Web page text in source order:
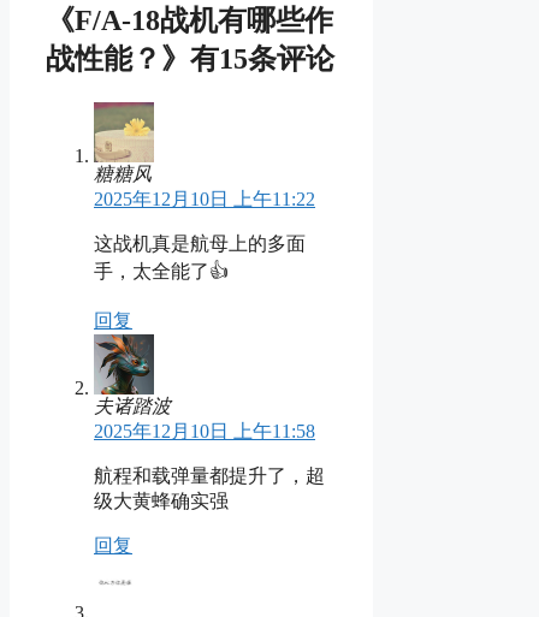
《F/A-18战机有哪些作
战性能？》有15条评论
糖糖风
2025年12月10日 上午11:22
这战机真是航母上的多面
手，太全能了👍
回复
夫诸踏波
2025年12月10日 上午11:58
航程和载弹量都提升了，超
级大黄蜂确实强
回复